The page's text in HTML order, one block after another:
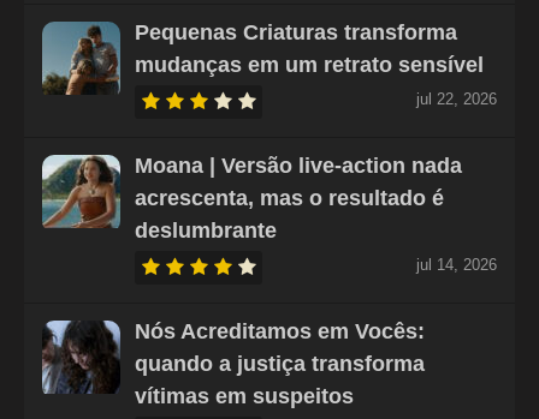
Pequenas Criaturas transforma
mudanças em um retrato sensível
jul 22, 2026
Moana | Versão live-action nada
acrescenta, mas o resultado é
deslumbrante
jul 14, 2026
Nós Acreditamos em Vocês:
quando a justiça transforma
vítimas em suspeitos